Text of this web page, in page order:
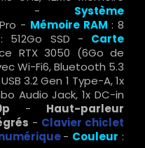
- Système
- Mémoire RAM : 8
: 512Go SSD - Carte
RTX 3050 (6Go de
Wi-Fi6, Bluetooth 5.3
3.2 Gen 1 Type-A, 1x
Audio Jack, 1x DC-in
- Haut-parleur
- Clavier chiclet
- Couleur :